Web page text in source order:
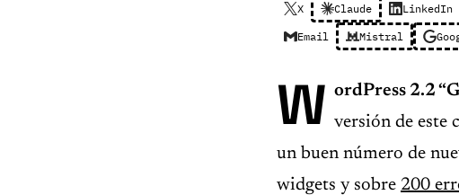
X Claude LinkedIn
Email Mistral
W ordPress 2.2
versión de este
un buen número de
widgets y sobre 200